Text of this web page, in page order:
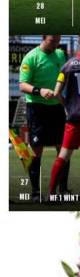
28
MEI
27
MEI
WF 1